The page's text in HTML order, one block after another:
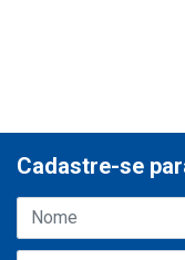
Cadastre-se